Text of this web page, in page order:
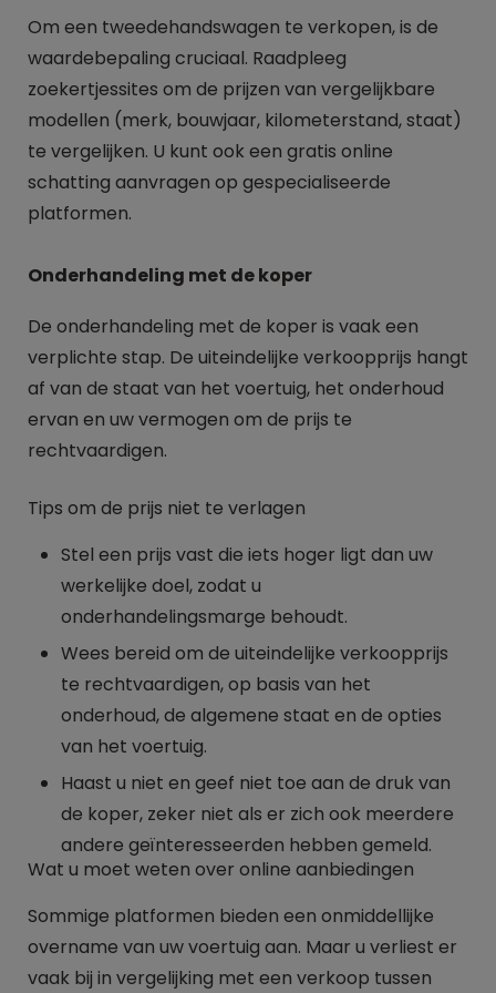
Om een tweedehandswagen te verkopen, is de
waardebepaling cruciaal. Raadpleeg
zoekertjessites om de prijzen van vergelijkbare
modellen (merk, bouwjaar, kilometerstand, staat)
te vergelijken. U kunt ook een gratis online
schatting aanvragen op gespecialiseerde
platformen.
Onderhandeling met de koper
De onderhandeling met de koper is vaak een
verplichte stap. De uiteindelijke verkoopprijs hangt
af van de staat van het voertuig, het onderhoud
ervan en uw vermogen om de prijs te
rechtvaardigen.
Tips om de prijs niet te verlagen
Stel een prijs vast die iets hoger ligt dan uw
werkelijke doel, zodat u
onderhandelingsmarge behoudt.
Wees bereid om de uiteindelijke verkoopprijs
te rechtvaardigen, op basis van het
onderhoud, de algemene staat en de opties
van het voertuig.
Haast u niet en geef niet toe aan de druk van
de koper, zeker niet als er zich ook meerdere
andere geïnteresseerden hebben gemeld.
Wat u moet weten over online aanbiedingen
Sommige platformen bieden een onmiddellijke
overname van uw voertuig aan. Maar u verliest er
vaak bij in vergelijking met een verkoop tussen